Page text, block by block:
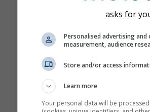
asks for
Personalised advertising
measurement, audience
Store and/or access
Learn more
Your personal data will be